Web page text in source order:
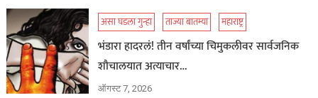
असा घडला गुन्हा ताज्या बातम्या महाराष्ट्र
भंडारा हादरलं! तीन वर्षांच्या चिमुकलीवर सार्वजनिक
शौचालयात अत्याचार…
ऑगस्ट 7, 2026